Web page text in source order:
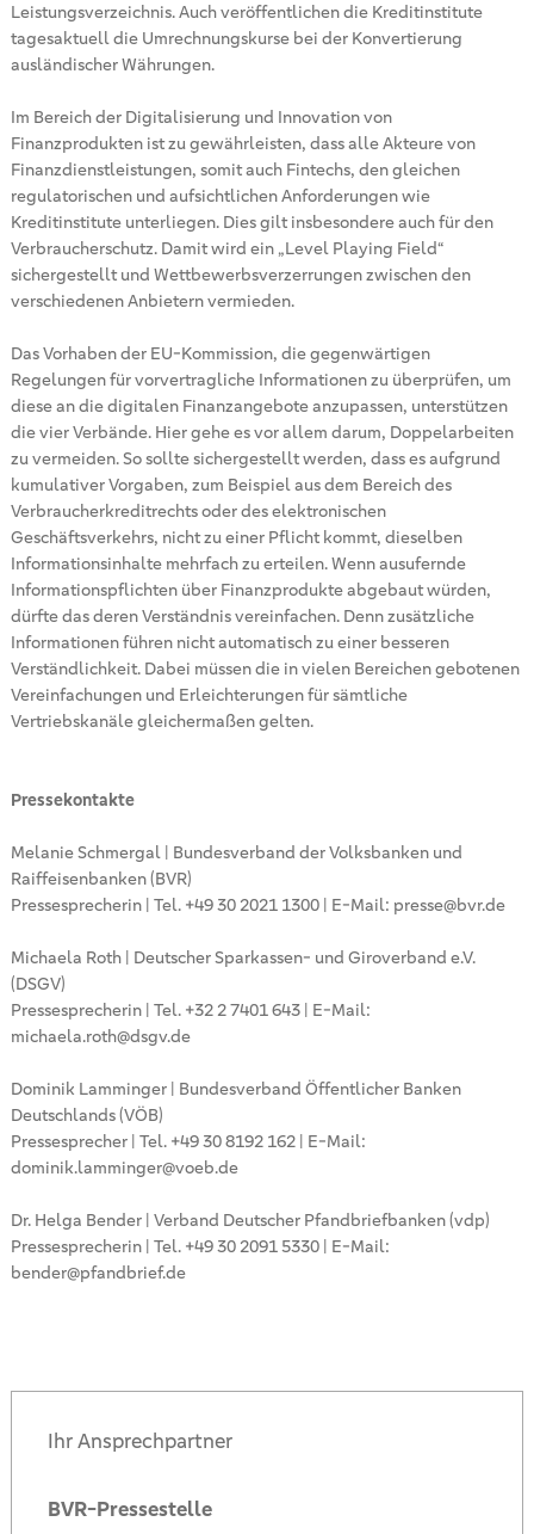
Leistungsverzeichnis. Auch veröffentlichen die Kreditinstitute
tagesaktuell die Umrechnungskurse bei der Konvertierung
ausländischer Währungen.
Im Bereich der Digitalisierung und Innovation von
Finanzprodukten ist zu gewährleisten, dass alle Akteure von
Finanzdienstleistungen, somit auch Fintechs, den gleichen
regulatorischen und aufsichtlichen Anforderungen wie
Kreditinstitute unterliegen. Dies gilt insbesondere auch für den
Verbraucherschutz. Damit wird ein „Level Playing Field“
sichergestellt und Wettbewerbsverzerrungen zwischen den
verschiedenen Anbietern vermieden.
Das Vorhaben der EU-Kommission, die gegenwärtigen
Regelungen für vorvertragliche Informationen zu überprüfen, um
diese an die digitalen Finanzangebote anzupassen, unterstützen
die vier Verbände. Hier gehe es vor allem darum, Doppelarbeiten
zu vermeiden. So sollte sichergestellt werden, dass es aufgrund
kumulativer Vorgaben, zum Beispiel aus dem Bereich des
Verbraucherkreditrechts oder des elektronischen
Geschäftsverkehrs, nicht zu einer Pflicht kommt, dieselben
Informationsinhalte mehrfach zu erteilen. Wenn ausufernde
Informationspflichten über Finanzprodukte abgebaut würden,
dürfte das deren Verständnis vereinfachen. Denn zusätzliche
Informationen führen nicht automatisch zu einer besseren
Verständlichkeit. Dabei müssen die in vielen Bereichen gebotenen
Vereinfachungen und Erleichterungen für sämtliche
Vertriebskanäle gleichermaßen gelten.
Pressekontakte
Melanie Schmergal | Bundesverband der Volksbanken und
Raiffeisenbanken (BVR)
Pressesprecherin | Tel. +49 30 2021 1300 | E-Mail: presse@bvr.de
Michaela Roth | Deutscher Sparkassen- und Giroverband e.V.
(DSGV)
Pressesprecherin | Tel. +32 2 7401 643 | E-Mail:
michaela.roth@dsgv.de
Dominik Lamminger | Bundesverband Öffentlicher Banken
Deutschlands (VÖB)
Pressesprecher | Tel. +49 30 8192 162 | E-Mail:
dominik.lamminger@voeb.de
Dr. Helga Bender | Verband Deutscher Pfandbriefbanken (vdp)
Pressesprecherin | Tel. +49 30 2091 5330 | E-Mail:
bender@pfandbrief.de
Ihr Ansprechpartner
BVR-Pressestelle